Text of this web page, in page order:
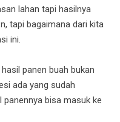
lahan tapi hasilnya
tapi bagaimana dari kita
ini.
panen buah bukan
ada yang sudah
bisa masuk ke